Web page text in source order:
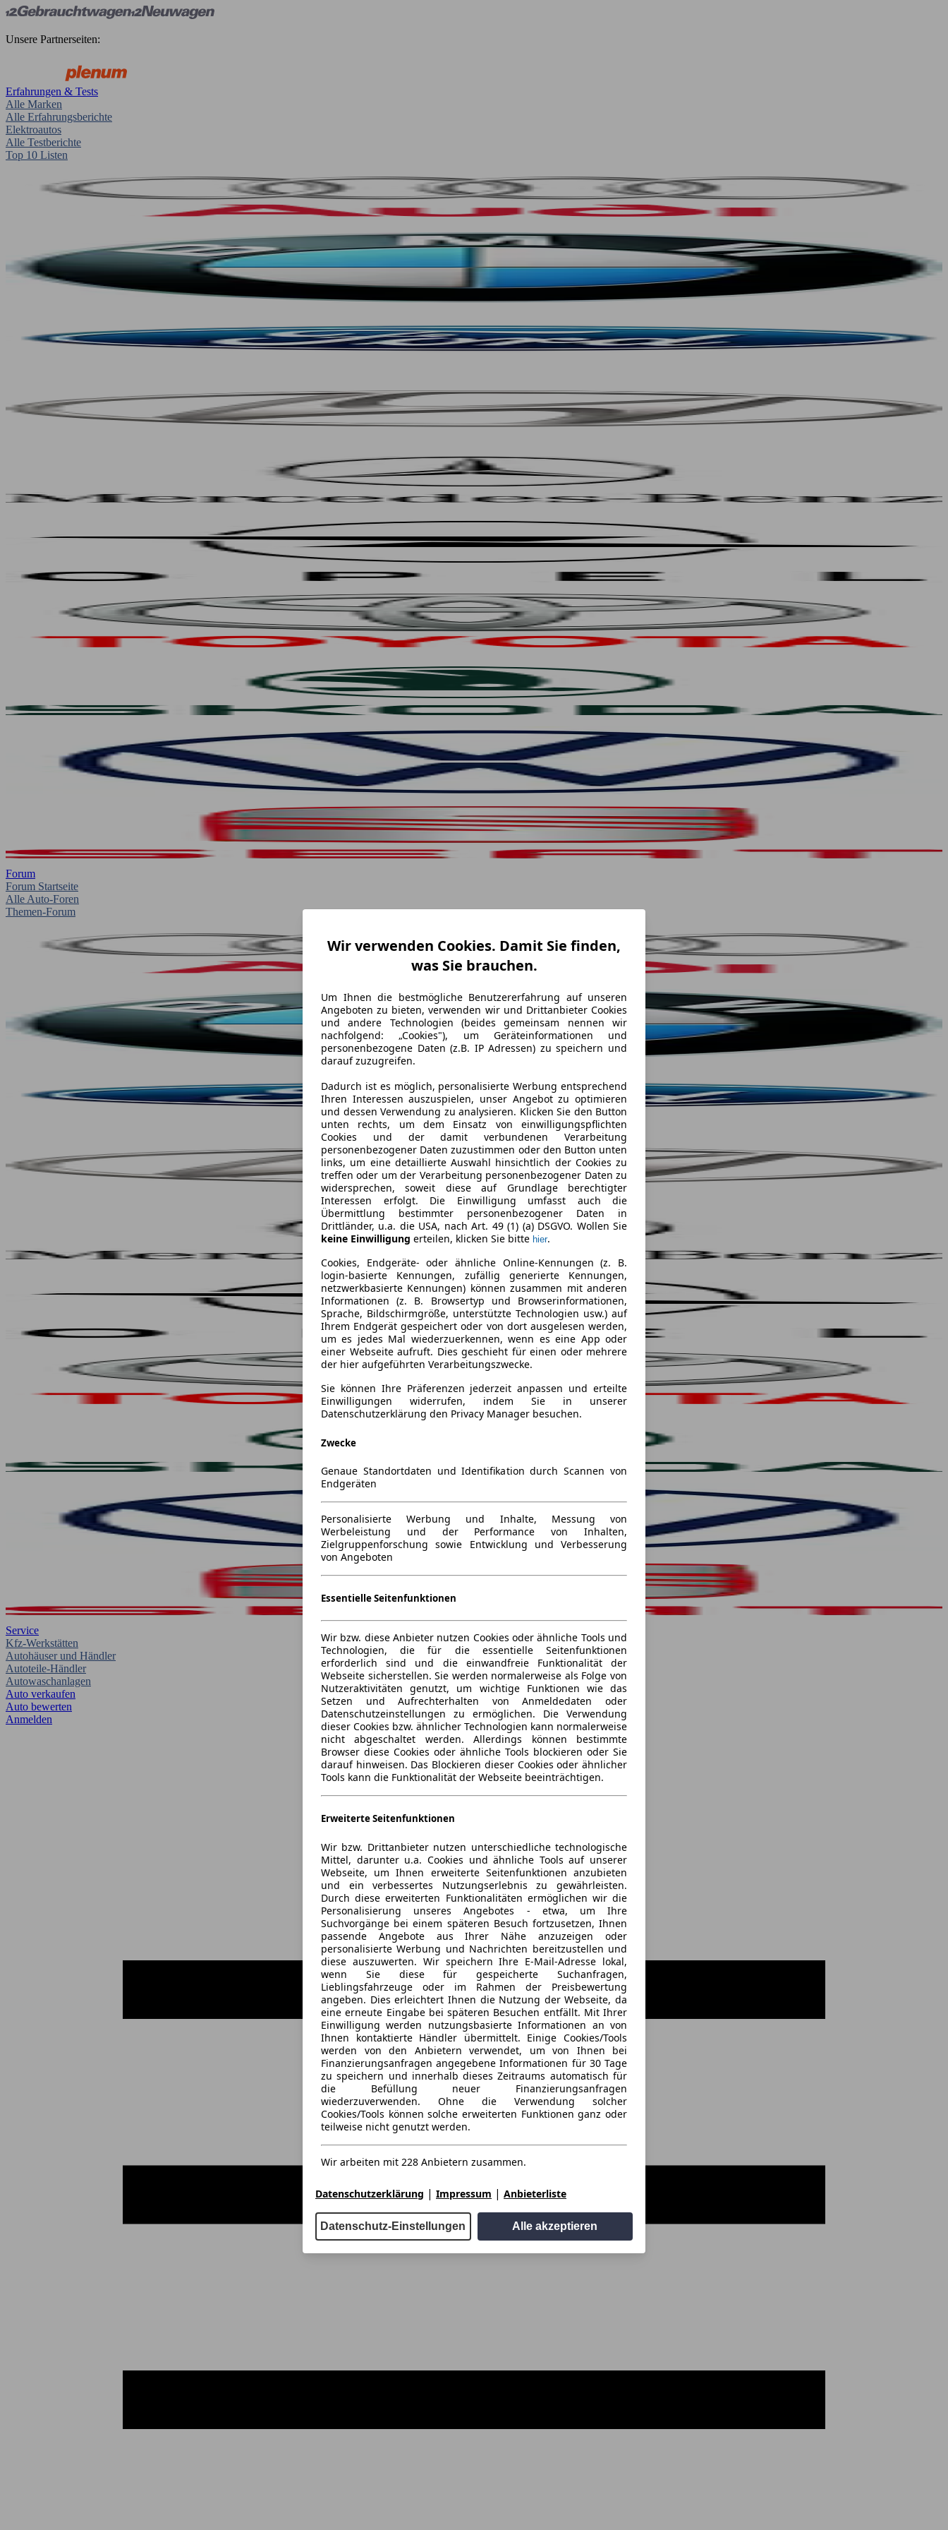
Unsere Partnerseiten:
Erfahrungen & Tests
Alle Marken
Alle Erfahrungsberichte
Elektroautos
Alle Testberichte
Top 10 Listen
Forum
Forum Startseite
Alle Auto-Foren
Themen-Forum
Service
Kfz-Werkstätten
Autohäuser und Händler
Autoteile-Händler
Autowaschanlagen
Auto verkaufen
Auto bewerten
Anmelden
Wir verwenden Cookies. Damit Sie finden,
was Sie brauchen.
Um Ihnen die bestmögliche Benutzererfahrung auf unseren
Angeboten zu bieten, verwenden wir und Drittanbieter Cookies
und andere Technologien (beides gemeinsam nennen wir
nachfolgend: „Cookies"), um Geräteinformationen und
personenbezogene Daten (z.B. IP Adressen) zu speichern und
darauf zuzugreifen.
Dadurch ist es möglich, personalisierte Werbung entsprechend
Ihren Interessen auszuspielen, unser Angebot zu optimieren
und dessen Verwendung zu analysieren. Klicken Sie den Button
unten rechts, um dem Einsatz von einwilligungspflichten
Cookies und der damit verbundenen Verarbeitung
personenbezogener Daten zuzustimmen oder den Button unten
links, um eine detaillierte Auswahl hinsichtlich der Cookies zu
treffen oder um der Verarbeitung personenbezogener Daten zu
widersprechen, soweit diese auf Grundlage berechtigter
Interessen erfolgt. Die Einwilligung umfasst auch die
Übermittlung bestimmter personenbezogener Daten in
Drittländer, u.a. die USA, nach Art. 49 (1) (a) DSGVO. Wollen Sie
keine Einwilligung erteilen, klicken Sie bitte hier.
Cookies, Endgeräte- oder ähnliche Online-Kennungen (z. B.
login-basierte Kennungen, zufällig generierte Kennungen,
netzwerkbasierte Kennungen) können zusammen mit anderen
Informationen (z. B. Browsertyp und Browserinformationen,
Sprache, Bildschirmgröße, unterstützte Technologien usw.) auf
Ihrem Endgerät gespeichert oder von dort ausgelesen werden,
um es jedes Mal wiederzuerkennen, wenn es eine App oder
einer Webseite aufruft. Dies geschieht für einen oder mehrere
der hier aufgeführten Verarbeitungszwecke.
Sie können Ihre Präferenzen jederzeit anpassen und erteilte
Einwilligungen widerrufen, indem Sie in unserer
Datenschutzerklärung den Privacy Manager besuchen.
Zwecke
Genaue Standortdaten und Identifikation durch Scannen von
Endgeräten
Personalisierte Werbung und Inhalte, Messung von
Werbeleistung und der Performance von Inhalten,
Zielgruppenforschung sowie Entwicklung und Verbesserung
von Angeboten
Essentielle Seitenfunktionen
Wir bzw. diese Anbieter nutzen Cookies oder ähnliche Tools und
Technologien, die für die essentielle Seitenfunktionen
erforderlich sind und die einwandfreie Funktionalität der
Webseite sicherstellen. Sie werden normalerweise als Folge von
Nutzeraktivitäten genutzt, um wichtige Funktionen wie das
Setzen und Aufrechterhalten von Anmeldedaten oder
Datenschutzeinstellungen zu ermöglichen. Die Verwendung
dieser Cookies bzw. ähnlicher Technologien kann normalerweise
nicht abgeschaltet werden. Allerdings können bestimmte
Browser diese Cookies oder ähnliche Tools blockieren oder Sie
darauf hinweisen. Das Blockieren dieser Cookies oder ähnlicher
Tools kann die Funktionalität der Webseite beeinträchtigen.
Erweiterte Seitenfunktionen
Wir bzw. Drittanbieter nutzen unterschiedliche technologische
Mittel, darunter u.a. Cookies und ähnliche Tools auf unserer
Webseite, um Ihnen erweiterte Seitenfunktionen anzubieten
und ein verbessertes Nutzungserlebnis zu gewährleisten.
Durch diese erweiterten Funktionalitäten ermöglichen wir die
Personalisierung unseres Angebotes - etwa, um Ihre
Suchvorgänge bei einem späteren Besuch fortzusetzen, Ihnen
passende Angebote aus Ihrer Nähe anzuzeigen oder
personalisierte Werbung und Nachrichten bereitzustellen und
diese auszuwerten. Wir speichern Ihre E-Mail-Adresse lokal,
wenn Sie diese für gespeicherte Suchanfragen,
Lieblingsfahrzeuge oder im Rahmen der Preisbewertung
angeben. Dies erleichtert Ihnen die Nutzung der Webseite, da
eine erneute Eingabe bei späteren Besuchen entfällt. Mit Ihrer
Einwilligung werden nutzungsbasierte Informationen an von
Ihnen kontaktierte Händler übermittelt. Einige Cookies/Tools
werden von den Anbietern verwendet, um von Ihnen bei
Finanzierungsanfragen angegebene Informationen für 30 Tage
zu speichern und innerhalb dieses Zeitraums automatisch für
die Befüllung neuer Finanzierungsanfragen
wiederzuverwenden. Ohne die Verwendung solcher
Cookies/Tools können solche erweiterten Funktionen ganz oder
teilweise nicht genutzt werden.
Wir arbeiten mit 228 Anbietern zusammen.
Datenschutzerklärung | Impressum | Anbieterliste
Datenschutz-Einstellungen Alle akzeptieren